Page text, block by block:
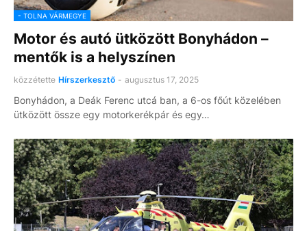
- TOLNA VÁRMEGYE
Motor és autó ütközött Bonyhádon –
mentők is a helyszínen
közzétette Hírszerkesztő - augusztus 17, 2025
Bonyhádon, a Deák Ferenc utcá ban, a 6-os főút közelében
ütközött össze egy motorkerékpár és egy…